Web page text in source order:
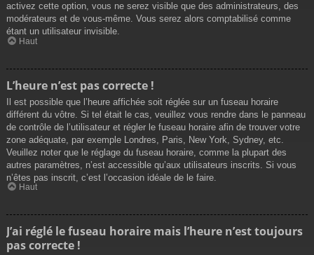
activez cette option, vous ne serez visible que des administrateurs, des
modérateurs et de vous-même. Vous serez alors comptabilisé comme
étant un utilisateur invisible.
Haut
L’heure n’est pas correcte !
Il est possible que l’heure affichée soit réglée sur un fuseau horaire
différent du vôtre. Si tel était le cas, veuillez vous rendre dans le panneau
de contrôle de l’utilisateur et régler le fuseau horaire afin de trouver votre
zone adéquate, par exemple Londres, Paris, New York, Sydney, etc.
Veuillez noter que le réglage du fuseau horaire, comme la plupart des
autres paramètres, n’est accessible qu’aux utilisateurs inscrits. Si vous
n’êtes pas inscrit, c’est l’occasion idéale de le faire.
Haut
J’ai réglé le fuseau horaire mais l’heure n’est toujours
pas correcte !